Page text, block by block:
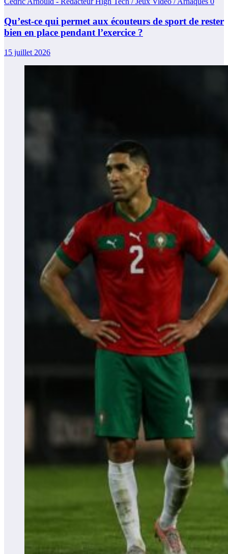
Qu’est-ce qui permet aux écouteurs de sport de rester
bien en place pendant l’exercice ?
15 juillet 2026